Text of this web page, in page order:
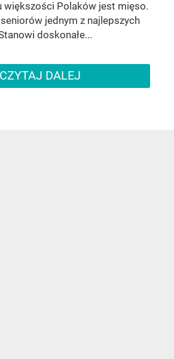
większości Polaków jest mięso.
jednym z najlepszych
doskonałe...
CZYTAJ DALEJ